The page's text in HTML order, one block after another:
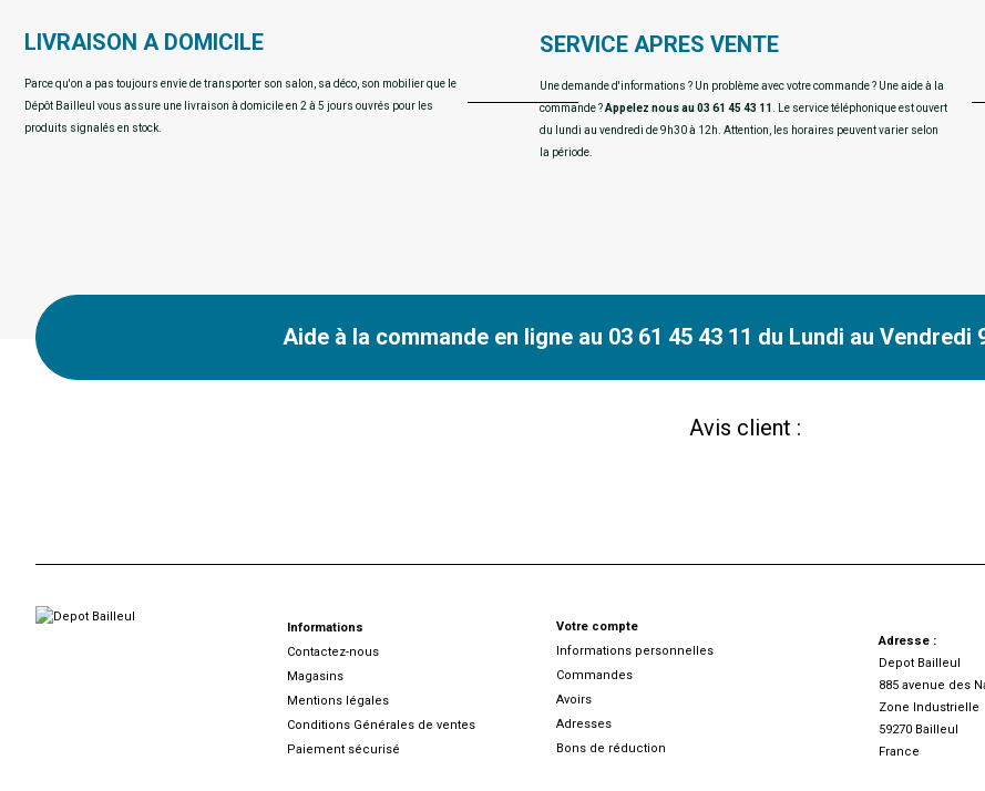
LIVRAISON A DOMICILE
Parce qu'on a pas toujours envie de transporter son salon, sa déco, son mobilier que le
Dépôt Bailleul vous assure une livraison à domicile en 2 à 5 jours ouvrés pour les
produits signalés en stock.
SERVICE APRES VENTE
Une demande d'informations ? Un problème avec votre commande ? Une aide à la
commande ?Appelez nous au 03 61 45 43 11
. Le service téléphonique est ouvert
du lundi au vendredi de 9h30 à 12h. Attention, les horaires peuvent varier selon
la période.
Aide à la commande en ligne au 03 61 45 43 11 du Lundi au Vendredi
Avis client :
Informations
Contactez-nous
Magasins
Mentions légales
Conditions Générales de ventes
Paiement sécurisé
Votre compte
Informations personnelles
Commandes
Avoirs
Adresses
Bons de réduction
Adresse :
Depot Bailleul
885 avenue des
Zone Industrielle
59270 Bailleul
France